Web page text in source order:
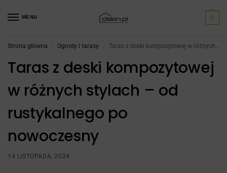
MENU 0
Strona główna Ogrody i tarasy Taras z deski kompozytowej w różnych stylach – od rustykalnego po nowoczesny
Taras z deski kompozytowej
w różnych stylach – od
rustykalnego po
nowoczesny
14 LISTOPADA, 2024